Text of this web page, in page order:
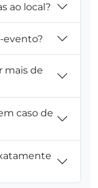
ao local?
evento?
mais de
caso de